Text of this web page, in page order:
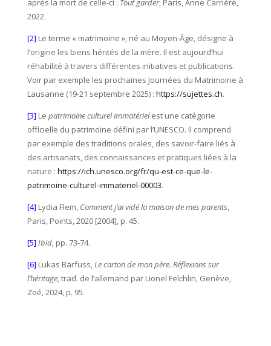
après la mort de celle-ci : Tout garder, Paris, Anne Carrière,
2022.
[2] Le terme « matrimoine », né au Moyen-Âge, désigne à
l’origine les biens hérités de la mère. Il est aujourd’hui
réhabilité à travers différentes initiatives et publications.
Voir par exemple les prochaines Journées du Matrimoine à
Lausanne (19-21 septembre 2025) : https://sujettes.ch.
[3] Le patrimoine culturel immatérielest une catégorie
officielle du patrimoine défini par l’UNESCO. Il comprend
par exemple des traditions orales, des savoir-faire liés à
des artisanats, des connaissances et pratiques liées à la
nature : https://ich.unesco.org/fr/qu-est-ce-que-le-
patrimoine-culturel-immateriel-00003.
[4] Lydia Flem, Comment j’ai vidé la maison de mes parents,
Paris, Points, 2020 [2004], p. 45.
[5] Ibid, pp. 73-74.
[6] Lukas Bärfuss,Le carton de mon père. Réflexions sur
l’héritage, trad. de l’allemand par Lionel Felchlin, Genève,
Zoé, 2024, p. 95.